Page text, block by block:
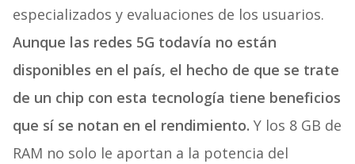
especializados y evaluaciones de los usuarios.
Aunque las redes 5G todavía no están
disponibles en el país, el hecho de que se trate
de un chip con esta tecnología tiene beneficios
que sí se notan en el rendimiento. Y los 8 GB de
RAM no solo le aportan a la potencia del